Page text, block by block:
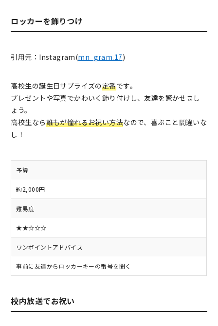
ロッカーを飾りつけ
引用元：Instagram(mn_gram.17)
高校生の誕生日サプライズの定番です。
プレゼントや写真でかわいく飾り付けし、友達を驚かせまし
ょう。
高校生なら誰もが憧れるお祝い方法なので、喜ぶこと間違いな
し！
予算
約2,000円
難易度
★★☆☆☆
ワンポイントアドバイス
事前に友達からロッカーキーの番号を聞く
校内放送でお祝い